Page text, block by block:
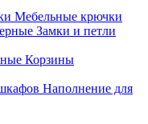
Мебельные крючки
Замки и петли
Корзины
Наполнение для